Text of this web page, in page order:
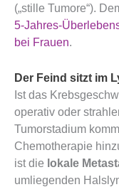
(„stille Tumore“).
5-Jahres-
bei Frauen.
Der Feind sitzt im
Ist das
operativ oder
Tumorstadium
Chemotherapie
ist die lokale
umliegenden